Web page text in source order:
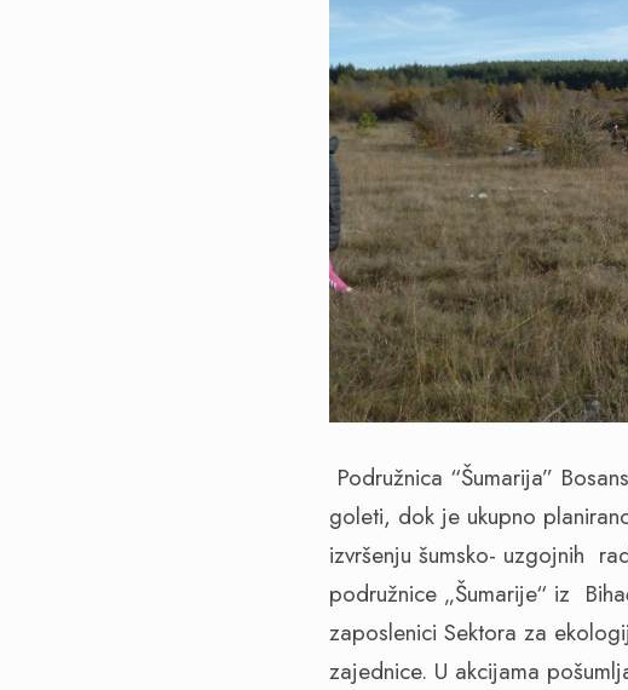
Podružnica “Šumarija”
goleti, dok je ukupno
izvršenju šumsko- uzgojnih
podružnice „Šumarije“ iz
zaposlenici Sektora za
zajednice. U akcijama